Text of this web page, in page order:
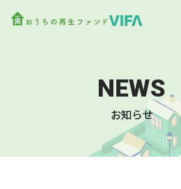
NEWS
お知らせ